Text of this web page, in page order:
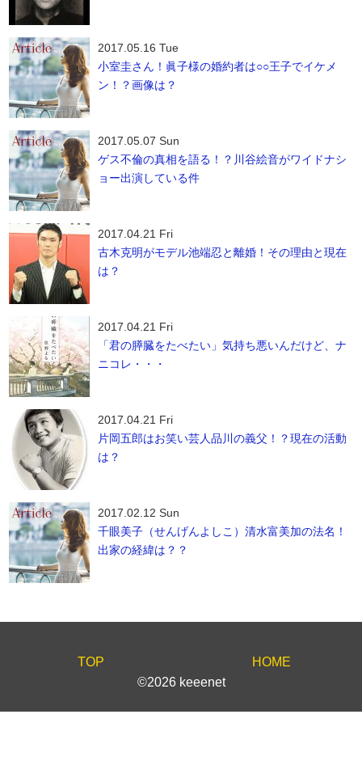
2017.05.16 Tue
小室圭さん！眞子様の婚約者は○○王子でイケメ
ン！？画像は？
2017.05.07 Sun
ゲス不倫の真相を語る！？川谷絵音がワイドナシ
ョー出演している件
2017.04.21 Fri
古木克明がモデル池端忍と離婚！その理由と現在
は？
2017.04.21 Fri
「君の膵臓をたべたい」気持ち悪いんだけど、ナ
ニコレ・・・
2017.04.21 Fri
片岡五郎はお笑い芸人品川の義父！？現在の活動
は？
2017.02.12 Sun
千眼美子（せんげんよしこ）清水富美加の法名！
出家の経緯は？？
TOP
HOME
©2026 keeenet